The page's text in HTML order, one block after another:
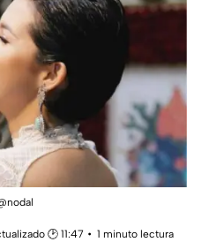
🕑 11:47
1 minuto lectura